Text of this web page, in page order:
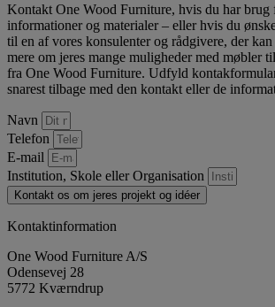
Kontakt One Wood Furniture, hvis du har brug
informationer og materialer – eller hvis du
til en af vores konsulenter og rådgivere, der
mere om jeres mange muligheder med møbler
fra One Wood Furniture. Udfyld
snarest tilbage med den kontakt eller de
Navn
Telefon
E-mail
Institution, Skole eller Organisation
Kontakt os om jeres projekt og idéer
Kontaktinformation
One Wood Furniture A/S
Odensevej 28
5772 Kværndrup